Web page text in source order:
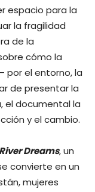
espacio para la
la fragilidad
de la
cómo la
por el entorno, la
de presentar la
el documental la
y el cambio.
River Dreams, un
convierte en un
mujeres